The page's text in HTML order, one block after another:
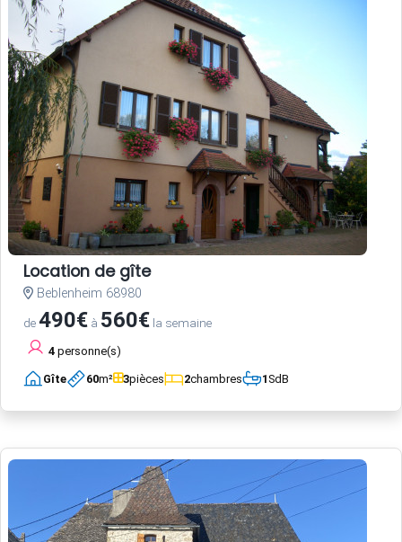
Location de gîte
Beblenheim 68980
de490€ à 560€ la semaine
4 personne(s)
Gîte 60m² 3pièces 2chambres 1SdB